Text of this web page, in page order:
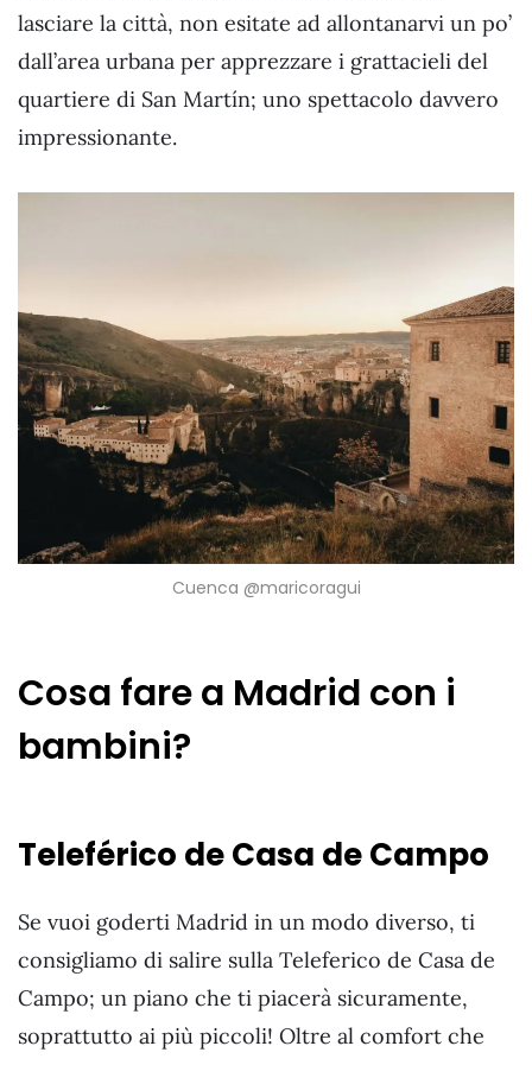
lasciare la città, non esitate ad allontanarvi un po’
dall’area urbana per apprezzare i grattacieli del
quartiere di San Martín; uno spettacolo davvero
impressionante.
Cuenca @maricoragui
Cosa fare a Madrid con i
bambini?
Teleférico de Casa de Campo
Se vuoi goderti Madrid in un modo diverso, ti
consigliamo di salire sulla Teleferico de Casa de
Campo; un piano che ti piacerà sicuramente,
soprattutto ai più piccoli! Oltre al comfort che